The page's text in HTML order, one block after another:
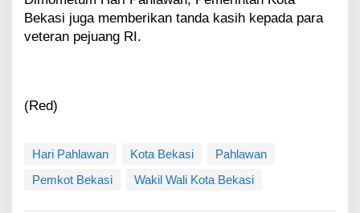
Bekasi juga memberikan tanda kasih kepada para
veteran pejuang RI.
(Red)
Hari Pahlawan Kota Bekasi
Pahlawan
Pemkot Bekasi
Wakil Wali Kota Bekasi